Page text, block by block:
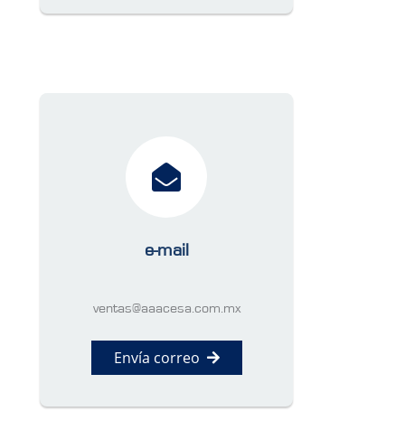
e-mail
ventas@aaacesa.com.mx
Envía correo